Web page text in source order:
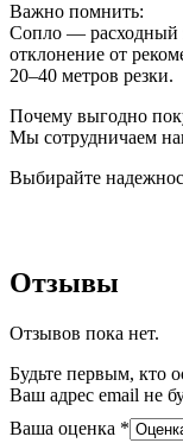
Важно помнить:
Сопло — расходный
отклонение от
20–40 метров резки.
Почему выгодно
Мы сотрудничаем
Выбирайте
Отзывы
Отзывов пока нет.
Будьте первым, кто
Ваш адрес email не
Ваша оценка *